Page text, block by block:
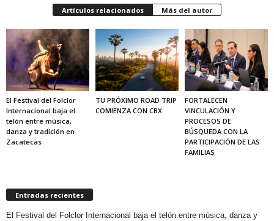
Artículos relacionados Más del autor
El Festival del Folclor
Internacional baja el
telón entre música,
danza y tradición en
Zacatecas
TU PRÓXIMO ROAD TRIP
COMIENZA CON CBX
FORTALECEN
VINCULACIÓN Y
PROCESOS DE
BÚSQUEDA CON LA
PARTICIPACIÓN DE LAS
FAMILIAS
Entradas recientes
El Festival del Folclor Internacional baja el telón entre música, danza y